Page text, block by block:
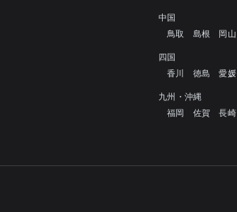
中国
鳥取
島根 岡山
四国
香川
徳島 愛媛
九州・沖縄
福岡
佐賀 長崎